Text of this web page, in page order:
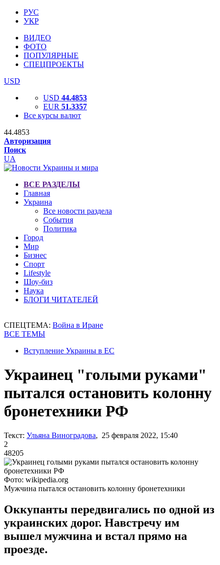
РУС
УКР
ВИДЕО
ФОТО
ПОПУЛЯРНЫЕ
СПЕЦПРОЕКТЫ
USD
USD 44.4853
EUR 51.3357
Все курсы валют
44.4853
Авторизация
Поиск
UA
ВСЕ РАЗДЕЛЫ
Главная
Украина
Все новости раздела
События
Политика
Город
Мир
Бизнес
Спорт
Lifestyle
Шоу-биз
Наука
БЛОГИ ЧИТАТЕЛЕЙ
СПЕЦТЕМА: Война в Иране
ВСЕ ТЕМЫ
Вступление Украины в ЕС
Украинец "голыми руками"
пытался остановить колонну
бронетехники РФ
Текст: Ульяна Виноградова, 25 февраля 2022, 15:40
2
48205
Фото: wikipedia.org
Мужчина пытался остановить колонну бронетехники
Оккупанты передвигались по одной из
украинских дорог. Навстречу им
вышел мужчина и встал прямо на
проезде.